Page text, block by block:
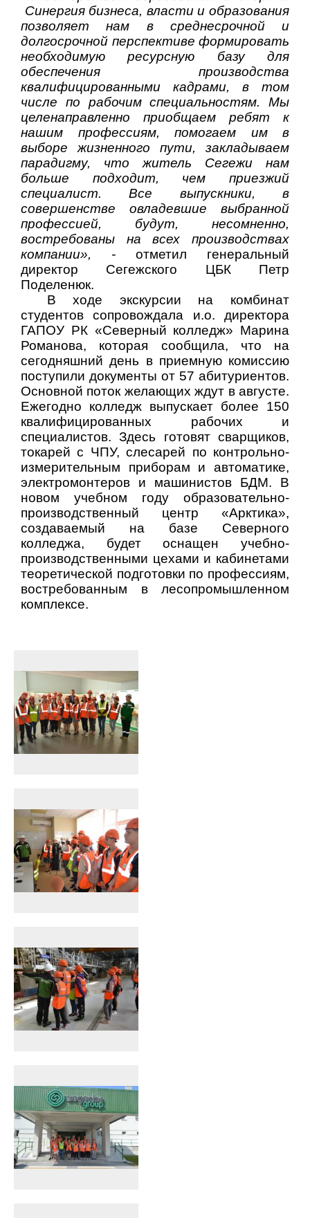
Синергия бизнеса, власти и образования
позволяет нам в среднесрочной и
долгосрочной перспективе формировать
необходимую ресурсную базу для
обеспечения производства
квалифицированными кадрами, в том
числе по рабочим специальностям. Мы
целенаправленно приобщаем ребят к
нашим профессиям, помогаем им в
выборе жизненного пути, закладываем
парадигму, что житель Сегежи нам
больше подходит, чем приезжий
специалист. Все выпускники, в
совершенстве овладевшие выбранной
профессией, будут, несомненно,
востребованы на всех производствах
компании», - отметил генеральный
директор Сегежского ЦБК Петр
Поделенюк.
В ходе экскурсии на комбинат
студентов сопровождала и.о. директора
ГАПОУ РК «Северный колледж» Марина
Романова, которая сообщила, что на
сегодняшний день в приемную комиссию
поступили документы от 57 абитуриентов.
Основной поток желающих ждут в августе.
Ежегодно колледж выпускает более 150
квалифицированных рабочих и
специалистов. Здесь готовят сварщиков,
токарей с ЧПУ, слесарей по контрольно-
измерительным приборам и автоматике,
электромонтеров и машинистов БДМ. В
новом учебном году образовательно-
производственный центр «Арктика»,
создаваемый на базе Северного
колледжа, будет оснащен учебно-
производственными цехами и кабинетами
теоретической подготовки по профессиям,
востребованным в лесопромышленном
комплексе.